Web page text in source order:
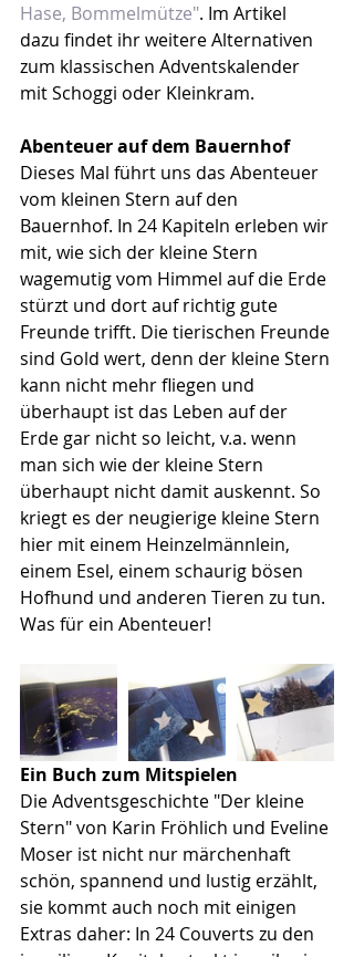
Hase, Bommelmütze". Im Artikel
dazu findet ihr weitere Alternativen
zum klassischen Adventskalender
mit Schoggi oder Kleinkram.
Abenteuer auf dem Bauernhof
Dieses Mal führt uns das Abenteuer
vom kleinen Stern auf den
Bauernhof. In 24 Kapiteln erleben wir
mit, wie sich der kleine Stern
wagemutig vom Himmel auf die Erde
stürzt und dort auf richtig gute
Freunde trifft. Die tierischen Freunde
sind Gold wert, denn der kleine Stern
kann nicht mehr fliegen und
überhaupt ist das Leben auf der
Erde gar nicht so leicht, v.a. wenn
man sich wie der kleine Stern
überhaupt nicht damit auskennt. So
kriegt es der neugierige kleine Stern
hier mit einem Heinzelmännlein,
einem Esel, einem schaurig bösen
Hofhund und anderen Tieren zu tun.
Was für ein Abenteuer!
Ein Buch zum Mitspielen
Die Adventsgeschichte "Der kleine
Stern" von Karin Fröhlich und Eveline
Moser ist nicht nur märchenhaft
schön, spannend und lustig erzählt,
sie kommt auch noch mit einigen
Extras daher: In 24 Couverts zu den